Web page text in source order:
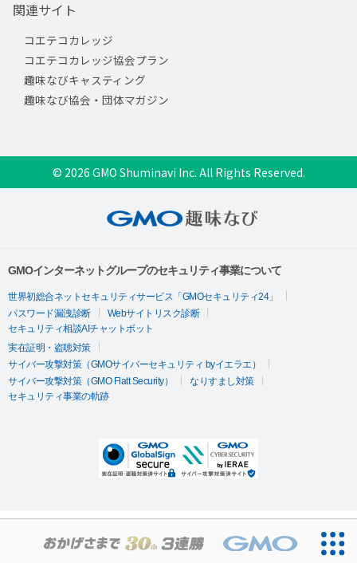
関連サイト
コエテコカレッジ
コエテコカレッジ協会プラン
趣味なびキャスティング
趣味なび協会・団体マガジン
© 2026 GMO Shuminavi Inc. All Rights Reserved.